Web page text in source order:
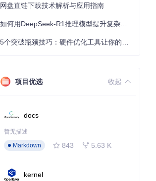
网盘直链下载技术解析与应用指南
项目优选 收起
docs
暂无描述
Markdown
843 5.63 K
kernel